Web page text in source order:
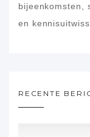
bijeenkomsten,
en
RECENTE